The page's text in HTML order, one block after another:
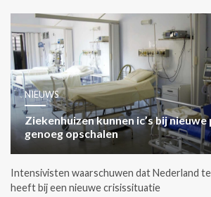
NIEUWS
Ziekenhuizen kunnen ic’s bij
genoeg opschalen
Intensivisten waarschuwen dat Nederland
heeft bij een nieuwe crisissituatie